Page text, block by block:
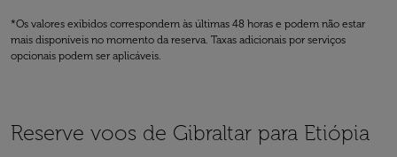
*Os valores exibidos correspondem às últimas 48 horas e podem não estar
mais disponíveis no momento da reserva. Taxas adicionais por serviços
opcionais podem ser aplicáveis.
Reserve voos de Gibraltar para Etiópia